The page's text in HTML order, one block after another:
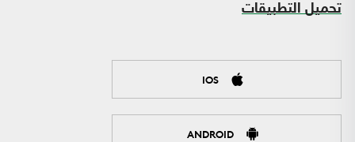
تحميل التطبيقات
IOS
ANDROID